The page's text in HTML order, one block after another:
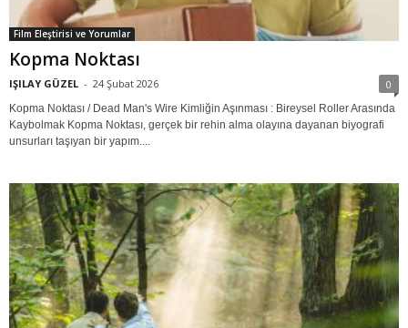
Film Eleştirisi ve Yorumlar
Kopma Noktası
IŞILAY GÜZEL - 24 Şubat 2026 0
Kopma Noktası / Dead Man's Wire Kimliğin Aşınması : Bireysel Roller Arasında
Kaybolmak Kopma Noktası, gerçek bir rehin alma olayına dayanan biyografi
unsurları taşıyan bir yapım....